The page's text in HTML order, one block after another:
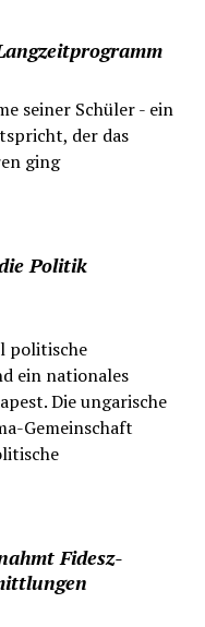
seiner Schüler - ein
der das
ging
Politik
politische
ein nationales
Die ungarische
Gemeinschaft
Fidesz-